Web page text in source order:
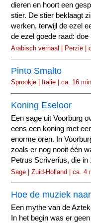
dieren en hoort een
stier. De stier beklaagt
werken, terwijl de ezel
de ezel goede raad:
Arabisch verhaal | Perzië |
Pinto Smalto
Sprookje | Italië | ca. 16
Koning Eseloor
Een sage uit Voorburg
eens een koning met
enorme oren. In
zoals er nog nooit één
Petrus Scriverius, die in
Sage | Zuid-Holland | ca. 4
Hoe de muziek
Een mythe van de
In het begin was er